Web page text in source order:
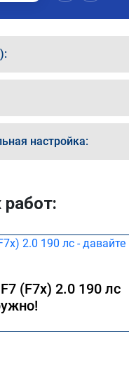
настройка:
(F7x) 2.0 190 лс